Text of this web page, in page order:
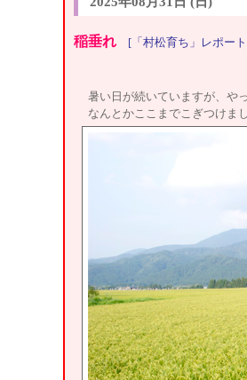
稲垂れ[「村松育ち」レポ
暑い日が続いていますが、や
なんとかここまでこぎつけまし